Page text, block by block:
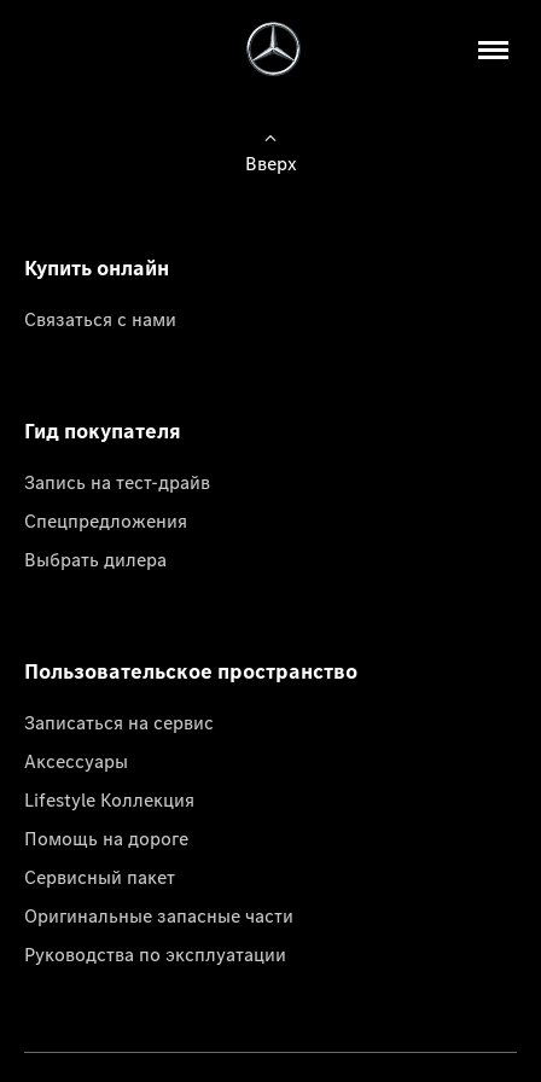
Вверх
Купить онлайн
Связаться с нами
Гид покупателя
Запись на тест-драйв
Спецпредложения
Выбрать дилера
Пользовательское пространство
Записаться на сервис
Аксессуары
Lifestyle Коллекция
Помощь на дороге
Сервисный пакет
Оригинальные запасные части
Руководства по эксплуатации